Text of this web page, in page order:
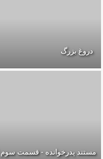
دروغ بزرگ
مستند پدرخوانده - قسمت سوم